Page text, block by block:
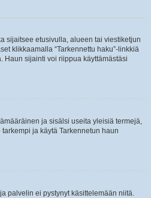
sijaitsee etusivulla, alueen tai viestiketjun
klikkaamalla “Tarkennettu haku”-linkkiä
Haun sijainti voi riippua käyttämästäsi
ja sisälsi useita yleisiä termejä,
ja käytä Tarkennetun haun
palvelin ei pystynyt käsittelemään niitä.